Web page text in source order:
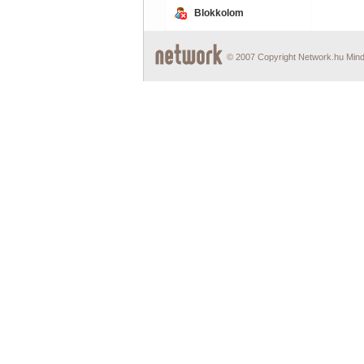
Blokkolom
© 2007 Copyright Network.hu